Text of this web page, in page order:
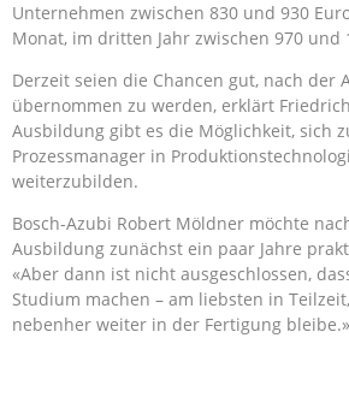
Unternehmen zwischen 830 und 930
Monat, im dritten Jahr zwischen 970 und
Derzeit seien die Chancen gut, nach der
übernommen zu werden, erklärt
Ausbildung gibt es die Möglichkeit, sich
Prozessmanager in
weiterzubilden.
Bosch-Azubi Robert Möldner möchte
Ausbildung zunächst ein paar Jahre
«Aber dann ist nicht ausgeschlossen,
Studium machen – am liebsten in
nebenher weiter in der Fertigung bleibe.»